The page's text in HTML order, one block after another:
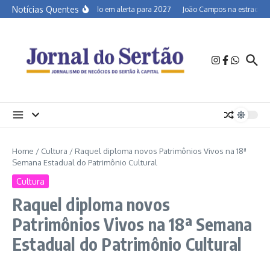
Ir para o conteúdo
Notícias QuentesSemiárido em alerta para 2027 João Campos na estrada e
Home / Cultura / Raquel diploma novos Patrimônios Vivos na 18ª
Semana Estadual do Patrimônio Cultural
Cultura
Raquel diploma novos
Patrimônios Vivos na 18ª Semana
Estadual do Patrimônio Cultural